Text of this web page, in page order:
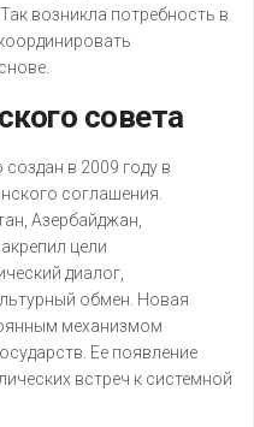
возникла потребность в
совета
в 2009 году в
соглашения.
Азербайджан,
цели
диалог,
обмен. Новая
механизмом
Ее появление
встреч к системной